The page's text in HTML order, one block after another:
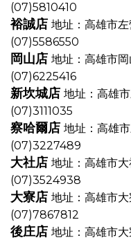
(07)5810410
裕誠店 地址：高雄市
(07)5586550
岡山店 地址：高雄市岡
(07)6225416
新坎城店 地址：高雄
(07)3111035
察哈爾店 地址：高雄
(07)3227489
大社店 地址：高雄市
(07)3524938
大寮店 地址：高雄市
(07)7867812
後庄店 地址：高雄市